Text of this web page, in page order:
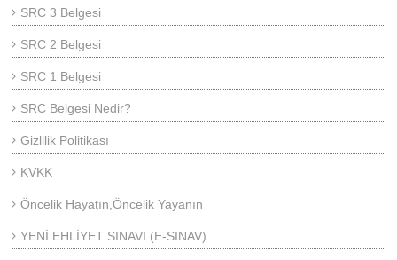
SRC 3 Belgesi
SRC 2 Belgesi
SRC 1 Belgesi
SRC Belgesi Nedir?
Gizlilik Politikası
KVKK
Öncelik Hayatın,Öncelik Yayanın
YENİ EHLİYET SINAVI (E-SINAV)